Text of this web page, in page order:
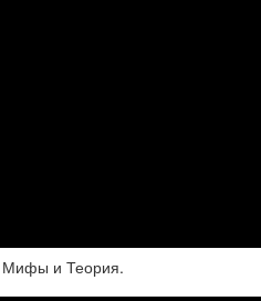
Мифы и Теория.